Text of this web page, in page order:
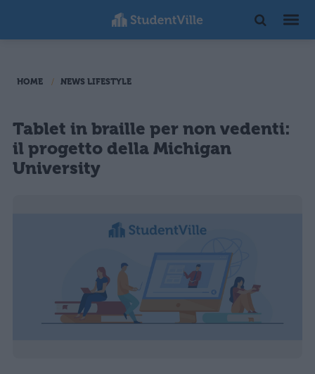
HOME NEWS LIFESTYLE
Tablet in braille per non vedenti:
il progetto della Michigan
University